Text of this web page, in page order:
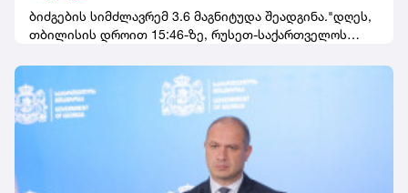
ბიძგების სიმძლავრემ 3.6 მაგნიტუდა შეადგინა."დღეს,
თბილისის დროით 15:46-ზე, რუსეთ-საქართველოს
მიწისძვრა", - აღნიშნულია განცხადებაში.